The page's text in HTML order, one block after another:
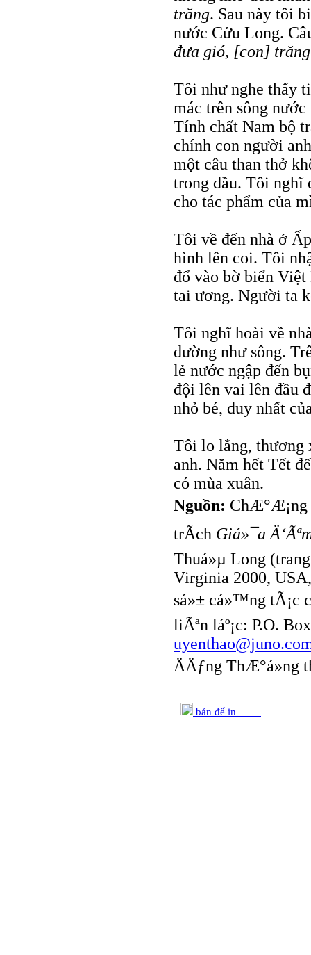
trăng. Sau này tôi
nước Cửu Long.
đưa gió, [con]
Tôi như nghe thấy
mác trên sông
Tính chất Nam bộ
chính con người
một câu than thở
trong đầu. Tôi nghĩ
cho tác phẩm của
Tôi về đến nhà ở
hình lên coi. Tôi
đổ vào bờ biển Việt
tai ương. Người ta
Tôi nghĩ hoài về
đường như sông.
lẻ nước ngập đến
đội lên vai lên đầu
nhỏ bé, duy nhất
Tôi lo lắng, thương
anh. Năm hết Tết
có mùa xuân.
Nguồn:
trÃ­ch Giá»¯a
Thuá»µ Long
Virginia 2000,
sá»± cá»™ng tÃ¡c
liÃªn láº¡c: P.O.
ÄÄƒng ThÆ°á»ng
bản để in